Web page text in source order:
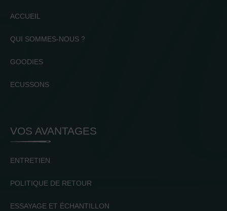
ACCUEIL
QUI SOMMES-NOUS ?
GOODIES
ECUSSONS
VOS AVANTAGES
ENTRETIEN
POLITIQUE DE RETOUR
ESSAYAGE ET ÉCHANTILLON